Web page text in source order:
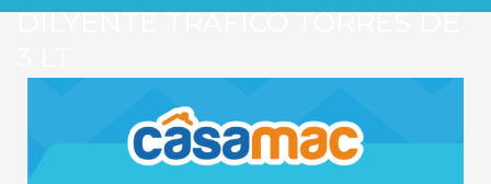
DILYENTE TRAFICO TORRES DE